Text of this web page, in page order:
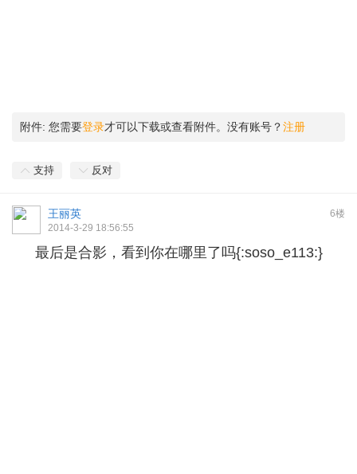
附件: 您需要登录才可以下载或查看附件。没有账号？注册
支持 反对
6楼
王丽英
2014-3-29 18:56:55
最后是合影，看到你在哪里了吗{:soso_e113:}